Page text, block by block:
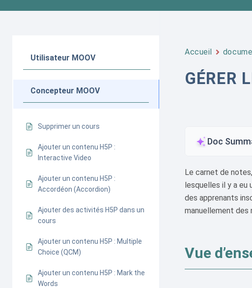
Utilisateur MOOV
Concepteur MOOV
Supprimer un cours
Ajouter un contenu H5P :
Interactive Video
Ajouter un contenu H5P :
Accordéon (Accordion)
Ajouter des activités H5P dans un
cours
Ajouter un contenu H5P : Multiple
Choice (QCM)
Ajouter un contenu H5P : Mark the
Words
Accueil
GÉRER
Doc
Le carnet de
lesquelles il y a eu
des apprenants
manuellement
Vue